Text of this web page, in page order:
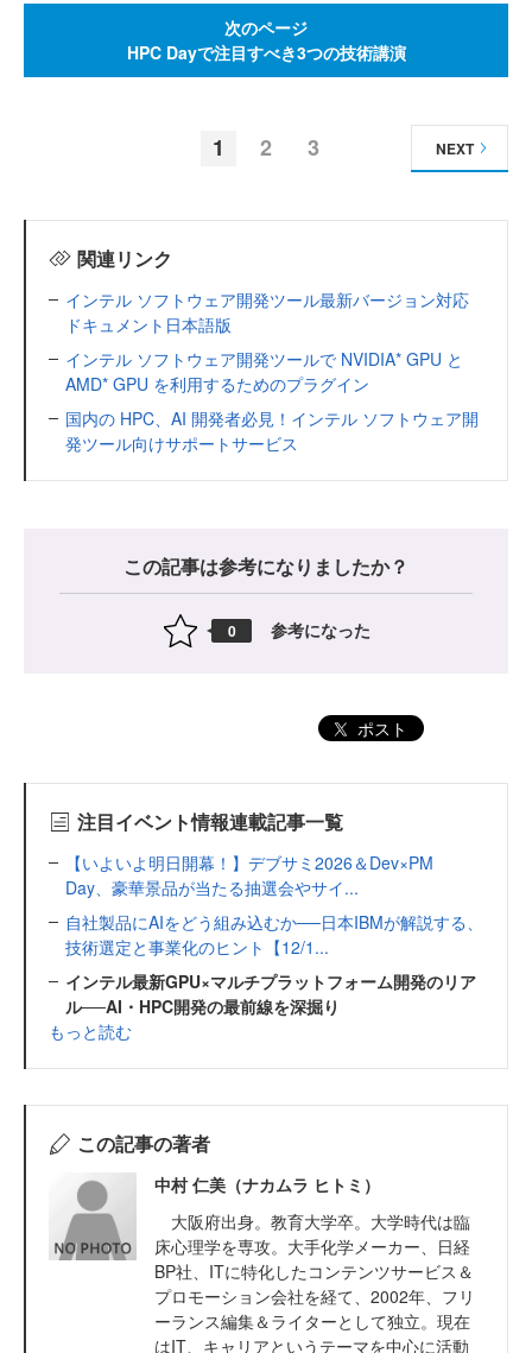
次のページ
HPC Dayで注目すべき3つの技術講演
1 2 3 NEXT
関連リンク
インテル ソフトウェア開発ツール最新バージョン対応
ドキュメント日本語版
インテル ソフトウェア開発ツールで NVIDIA* GPU と
AMD* GPU を利用するためのプラグイン
国内の HPC、AI 開発者必見！インテル ソフトウェア開
発ツール向けサポートサービス
この記事は参考になりましたか？
0 参考になった
ポスト
注目イベント情報連載記事一覧
【いよいよ明日開幕！】デブサミ2026＆Dev×PM
Day、豪華景品が当たる抽選会やサイ...
自社製品にAIをどう組み込むか──日本IBMが解説する、
技術選定と事業化のヒント【12/1...
インテル最新GPU×マルチプラットフォーム開発のリア
ル──AI・HPC開発の最前線を深掘り
もっと読む
この記事の著者
中村 仁美（ナカムラ ヒトミ）
大阪府出身。教育大学卒。大学時代は臨
床心理学を専攻。大手化学メーカー、日経
BP社、ITに特化したコンテンツサービス＆
プロモーション会社を経て、2002年、フリ
ーランス編集＆ライターとして独立。現在
はIT、キャリアというテーマを中心に活動